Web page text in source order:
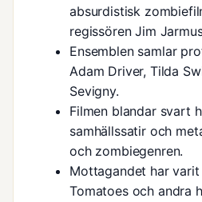
absurdistisk
regissören Jim
Ensemblen samlar
Adam Driver, Tilda
Sevigny.
Filmen blandar svart
samhällssatir och
och zombiegenren.
Mottagandet har
Tomatoes och andra